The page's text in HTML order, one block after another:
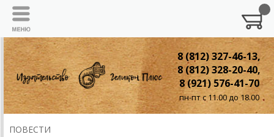
8 (812) 327-46-13,
8 (812) 328-20-40,
8 (921) 576-41-70
пн-пт с 11.00 до 18.00
ПОВЕСТИ